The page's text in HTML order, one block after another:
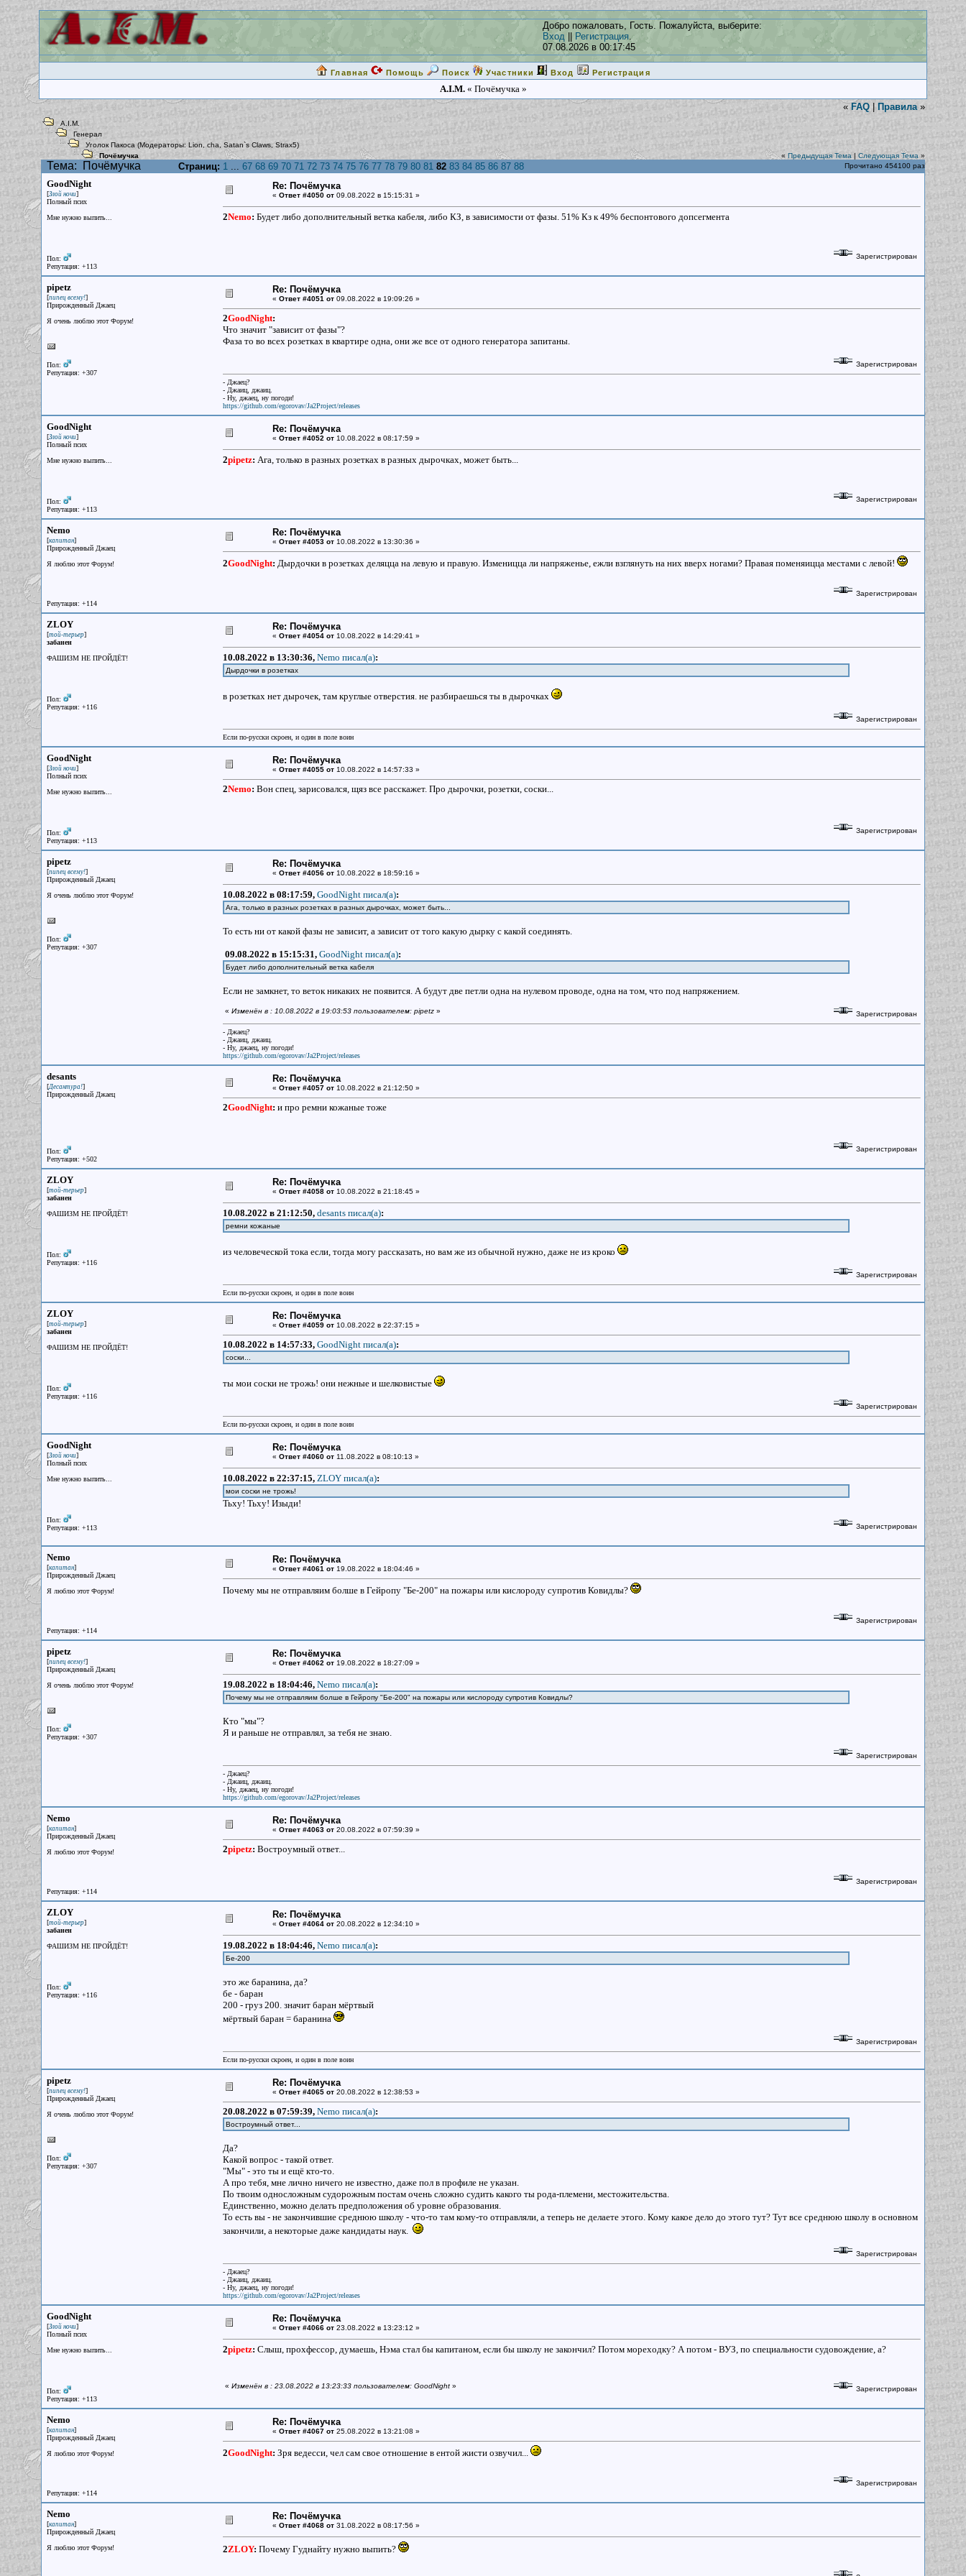
Добро пожаловать, Гость. Пожалуйста, выберите:
Вход
Регистрация.
07.08.2026 в 00:17:45
Главная Помощь Поиск Участники Вход Регистрация
A.I.M.« Почёмучка »
« FAQ | Правила »
A.I.M.
Генерал
Уголок Пакоса (Модераторы: Lion cha Satan`s Claws,Strax5)
Почёмучка
« Предыдущая Тема | Следующая Тема »
Тема: Почёмучка Страниц: 1 ... 67 68 69 70 71 72 73 74 75 76 77 78 79 80 81 82 83 84 85 86 87 88 Прочитано 454100 раз
GoodNight
[Злой ночи]
Полный псих
Мне нужно выпить...
Пол:
Репутация: +113
Re: Почёмучка
« Ответ #4050 от 09.08.2022 в 15:15:31 »
2Nemo: Будет либо дополнительный ветка кабеля, либо КЗ, в зависимости от фазы. 51% Кз к 49% беспонтового допсегмента
Зарегистрирован
pipetz
[пипец всему!]
Прирожденный Джаец
Я очень люблю этот Форум!
Пол:
Репутация: +307
Re: Почёмучка
« Ответ #4051 от 09.08.2022 в 19:09:26 »
2GoodNight:
Что значит "зависит от фазы"?
Фаза то во всех розетках в квартире одна, они же все от одного генератора запитаны.
Зарегистрирован
- Джаец?
- Джаиц, джаиц.
- Ну, джаец, ну погоди!
https://github.com/egorovav/Ja2Project/releases
GoodNight
[Злой ночи]
Полный псих
Мне нужно выпить...
Пол:
Репутация: +113
Re: Почёмучка
« Ответ #4052 от 10.08.2022 в 08:17:59 »
2pipetz: Ага, только в разных розетках в разных дырочках, может быть...
Зарегистрирован
Nemo
[капитан]
Прирожденный Джаец
Я люблю этот Форум!
Репутация: +114
Re: Почёмучка
« Ответ #4053 от 10.08.2022 в 13:30:36 »
2GoodNight: Дырдочки в розетках деляцца на левую и правую. Изменицца ли напряженье, ежли взглянуть на них вверх ногами? Правая поменяицца местами с левой!
Зарегистрирован
ZLOY
[той-терьер]
забанен
ФАШИЗМ НЕ ПРОЙДЁТ!
Пол:
Репутация: +116
Re: Почёмучка
« Ответ #4054 от 10.08.2022 в 14:29:41 »
10.08.2022 в 13:30:36, Nemo писал(a):
Дырдочки в розетках
в розетках нет дырочек, там круглые отверстия. не разбираешься ты в дырочках
Зарегистрирован
Если по-русски скроен, и один в поле воин
GoodNight
[Злой ночи]
Полный псих
Мне нужно выпить...
Пол:
Репутация: +113
Re: Почёмучка
« Ответ #4055 от 10.08.2022 в 14:57:33 »
2Nemo: Вон спец, зарисовался, щяз все расскажет. Про дырочки, розетки, соски...
Зарегистрирован
pipetz
[пипец всему!]
Прирожденный Джаец
Я очень люблю этот Форум!
Пол:
Репутация: +307
Re: Почёмучка
« Ответ #4056 от 10.08.2022 в 18:59:16 »
10.08.2022 в 08:17:59, GoodNight писал(a):
Ага, только в разных розетках в разных дырочках, может быть...
То есть ни от какой фазы не зависит, а зависит от того какую дырку с какой соединять.
09.08.2022 в 15:15:31, GoodNight писал(a):
Будет либо дополнительный ветка кабеля
Если не замкнет, то веток никаких не появится. А будут две петли одна на нулевом проводе, одна на том, что под напряжением.
« Изменён в : 10.08.2022 в 19:03:53 пользователем: pipetz » Зарегистрирован
- Джаец?
- Джаиц, джаиц.
- Ну, джаец, ну погоди!
https://github.com/egorovav/Ja2Project/releases
desants
[Десантура!]
Прирожденный Джаец
Пол:
Репутация: +502
Re: Почёмучка
« Ответ #4057 от 10.08.2022 в 21:12:50 »
2GoodNight: и про ремни кожаные тоже
Зарегистрирован
ZLOY
[той-терьер]
забанен
ФАШИЗМ НЕ ПРОЙДЁТ!
Пол:
Репутация: +116
Re: Почёмучка
« Ответ #4058 от 10.08.2022 в 21:18:45 »
10.08.2022 в 21:12:50, desants писал(a):
ремни кожаные
из человеческой тока если, тогда могу рассказать, но вам же из обычной нужно, даже не из кроко
Зарегистрирован
Если по-русски скроен, и один в поле воин
ZLOY
[той-терьер]
забанен
ФАШИЗМ НЕ ПРОЙДЁТ!
Пол:
Репутация: +116
Re: Почёмучка
« Ответ #4059 от 10.08.2022 в 22:37:15 »
10.08.2022 в 14:57:33, GoodNight писал(a):
соски...
ты мои соски не трожь! они нежные и шелковистые
Зарегистрирован
Если по-русски скроен, и один в поле воин
GoodNight
[Злой ночи]
Полный псих
Мне нужно выпить...
Пол:
Репутация: +113
Re: Почёмучка
« Ответ #4060 от 11.08.2022 в 08:10:13 »
10.08.2022 в 22:37:15, ZLOY писал(a):
мои соски не трожь!
Тьху! Тьху! Изыди!
Зарегистрирован
Nemo
[капитан]
Прирожденный Джаец
Я люблю этот Форум!
Репутация: +114
Re: Почёмучка
« Ответ #4061 от 19.08.2022 в 18:04:46 »
Почему мы не отправляим болше в Гейропу "Бе-200" на пожары или кислороду супротив Ковидлы?
Зарегистрирован
pipetz
[пипец всему!]
Прирожденный Джаец
Я очень люблю этот Форум!
Пол:
Репутация: +307
Re: Почёмучка
« Ответ #4062 от 19.08.2022 в 18:27:09 »
19.08.2022 в 18:04:46, Nemo писал(a):
Почему мы не отправляим болше в Гейропу "Бе-200" на пожары или кислороду супротив Ковидлы?
Кто "мы"?
Я и раньше не отправлял, за тебя не знаю.
Зарегистрирован
- Джаец?
- Джаиц, джаиц.
- Ну, джаец, ну погоди!
https://github.com/egorovav/Ja2Project/releases
Nemo
[капитан]
Прирожденный Джаец
Я люблю этот Форум!
Репутация: +114
Re: Почёмучка
« Ответ #4063 от 20.08.2022 в 07:59:39 »
2pipetz: Востроумный ответ...
Зарегистрирован
ZLOY
[той-терьер]
забанен
ФАШИЗМ НЕ ПРОЙДЁТ!
Пол:
Репутация: +116
Re: Почёмучка
« Ответ #4064 от 20.08.2022 в 12:34:10 »
19.08.2022 в 18:04:46, Nemo писал(a):
Бе-200
это же баранина, да?
бе - баран
200 - груз 200. значит баран мёртвый
мёртвый баран = баранина
Зарегистрирован
Если по-русски скроен, и один в поле воин
pipetz
[пипец всему!]
Прирожденный Джаец
Я очень люблю этот Форум!
Пол:
Репутация: +307
Re: Почёмучка
« Ответ #4065 от 20.08.2022 в 12:38:53 »
20.08.2022 в 07:59:39, Nemo писал(a):
Востроумный ответ...
Да?
Какой вопрос - такой ответ.
"Мы" - это ты и ещё кто-то.
А про тебя, мне лично ничего не известно, даже пол в профиле не указан.
По твоим односложным судорожным постам очень сложно судить какого ты рода-племени, местожительства.
Единственно, можно делать предположения об уровне образования.
То есть вы - не закончившие среднюю школу - что-то там кому-то отправляли, а теперь не делаете этого. Кому какое дело до этого тут? Тут все среднюю школу в основном
закончили, а некоторые даже кандидаты наук.
Зарегистрирован
- Джаец?
- Джаиц, джаиц.
- Ну, джаец, ну погоди!
https://github.com/egorovav/Ja2Project/releases
GoodNight
[Злой ночи]
Полный псих
Мне нужно выпить...
Пол:
Репутация: +113
Re: Почёмучка
« Ответ #4066 от 23.08.2022 в 13:23:12 »
2pipetz: Слыш, прохфессор, думаешь, Нэма стал бы капитаном, если бы школу не закончил? Потом мореходку? А потом - ВУЗ, по специальности судовождение, а?
« Изменён в : 23.08.2022 в 13:23:33 пользователем: GoodNight » Зарегистрирован
Nemo
[капитан]
Прирожденный Джаец
Я люблю этот Форум!
Репутация: +114
Re: Почёмучка
« Ответ #4067 от 25.08.2022 в 13:21:08 »
2GoodNight: Зря ведесси, чел сам свое отношение в ентой жисти озвучил...
Зарегистрирован
Nemo
[капитан]
Прирожденный Джаец
Я люблю этот Форум!
Re: Почёмучка
« Ответ #4068 от 31.08.2022 в 08:17:56 »
2ZLOY: Почему Гуднайту нужно выпить?